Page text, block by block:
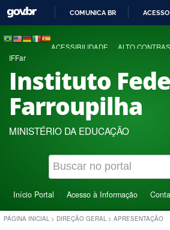
COMUNICA BR
ACESSIBILIDADE ALTO
IFFar
Instituto
Farroupilha
MINISTÉRIO DA EDUCAÇÃO
Início Portal Acesso à Informação
PÁGINA INICIAL > DIREÇÃO GERAL > APRESENTAÇÃO